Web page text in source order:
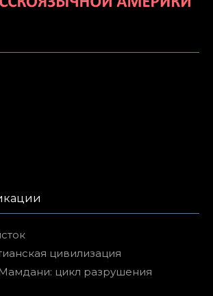
цивилизация
цикл разрушения